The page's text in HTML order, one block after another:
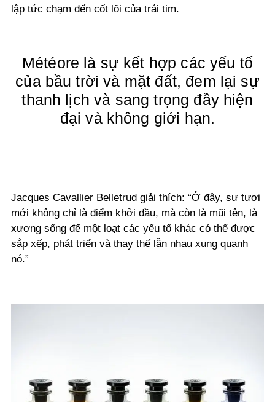
lập tức chạm đến cốt lõi của trái tim.
Météore là sự kết hợp các yếu tố
của bầu trời và mặt đất, đem lại sự
thanh lịch và sang trọng đầy hiện
đại và không giới hạn.
Jacques Cavallier Belletrud giải thích: “Ở đây, sự tươi
mới không chỉ là điểm khởi đầu, mà còn là mũi tên, là
xương sống để một loạt các yếu tố khác có thể được
sắp xếp, phát triển và thay thế lẫn nhau xung quanh
nó.”